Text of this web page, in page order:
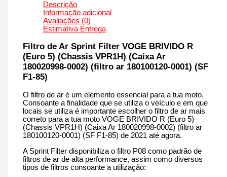
(Chassis
VPR1H)
(Caixa
Ar
180020998-
0002)
(filtro
ar
180100120-
0001)
(SF
F1-
85)
|
500
cm3
-
CM251S
F1-
85
Descrição
Informação adicional
Avaliações (0)
Estimativa Entrega
Filtro de Ar Sprint Filter VOGE BRIVIDO R
(Euro 5) (Chassis VPR1H) (Caixa Ar
180020998-0002) (filtro ar 180100120-0001) (SF
F1-85)
O filtro de ar é um elemento essencial para a tua moto.
Consoante a finalidade que se utiliza o veículo e em que
locais se utiliza é importante escolher o filtro de ar mais
correto para a tua moto VOGE BRIVIDO R (Euro 5)
(Chassis VPR1H) (Caixa Ar 180020998-0002) (filtro ar
180100120-0001) (SF F1-85) de 2021 até agora.
A Sprint Filter disponibiliza o filtro P08 como padrão de
filtros de ar de alta performance, assim como diversos
tipos de filtros consoante a utilização: